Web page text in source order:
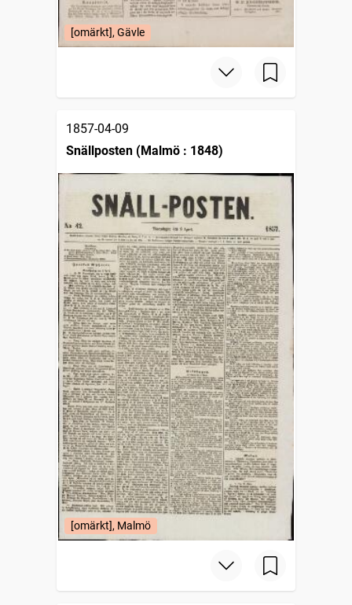
[omärkt], Gävle
1857-04-09
Snällposten (Malmö : 1848)
[omärkt], Malmö